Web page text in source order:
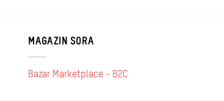
MAGAZIN SORA
Bazar Marketplace - B2C